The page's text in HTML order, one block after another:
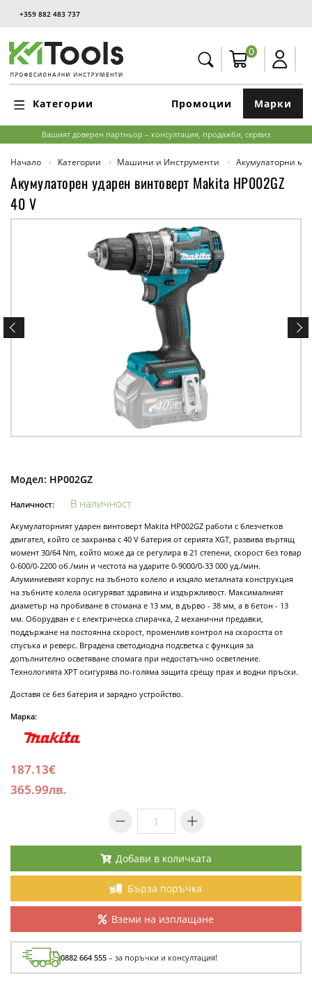
+359 882 483 737
0
Категории Марки
Промоции
Вашият доверен партньор – консултация, продажби, сервиз
Начало Категории Машини и Инструменти Акумулаторни
Акумулаторен ударен винтоверт Makita HP002GZ
40 V
Модел: HP002GZ
Наличност: В наличност
Акумулаторният ударен винтоверт Makita HP002GZ работи с блезчетков
двигател, който се захранва с 40 V батерия от серията XGT, развива въртящ
момент 30/64 Nm, който може да се регулира в 21 степени, скорост без товар
0-600/0-2200 об./мин и честота на ударите 0-9000/0-33 000 уд./мин.
Алуминиевият корпус на зъбното колело и изцяло металната конструкция
на зъбните колела осигуряват здравина и издържливост. Максималният
диаметър на пробиване в стомана е 13 мм, в дърво - 38 мм, а в бетон - 13
мм. Оборудван е с електрическа спирачка, 2 механични предавки,
поддържане на постоянна скорост, променлив контрол на скоростта от
спусъка и реверс. Вградена светодиодна подсветка с функция за
допълнително осветяване спомага при недостатъчно осветление.
Технологията XPT осигурява по-голяма защита срещу прах и водни пръски.
Доставя се без батерия и зарядно устройство.
Марка:
187.13€
365.99лв.
Добави в количката
Бърза поръчка
Вземи на изплащане
0882 664 555 – за поръчки и консултация!